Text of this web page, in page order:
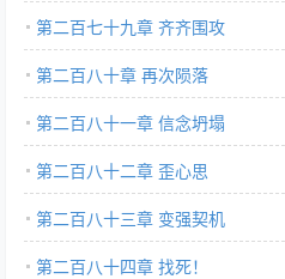
第二百七十九章 齐齐围攻
第二百八十章 再次陨落
第二百八十一章 信念坍塌
第二百八十二章 歪心思
第二百八十三章 变强契机
第二百八十四章 找死！